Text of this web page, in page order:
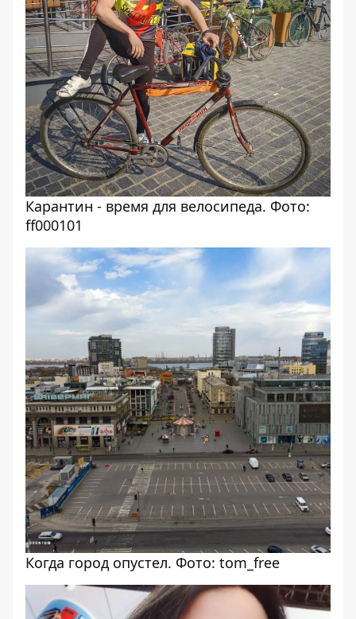
Карантин - время для велосипеда. Фото:
ff000101
Когда город опустел. Фото: tom_free